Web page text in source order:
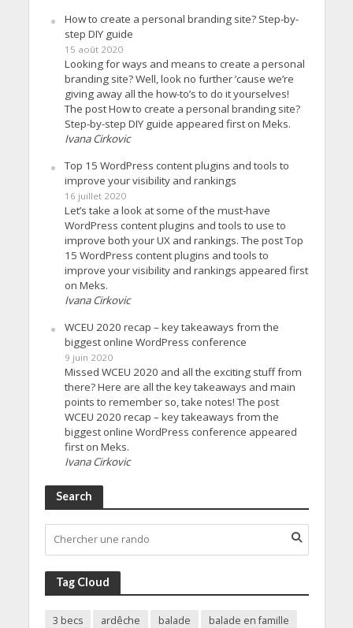
How to create a personal branding site? Step-by-
step DIY guide
15 août 2020
Looking for ways and means to create a personal
branding site? Well, look no further ’cause we’re
giving away all the how-to’s to do it yourselves!
The post How to create a personal branding site?
Step-by-step DIY guide appeared first on Meks.
Ivana Cirkovic
Top 15 WordPress content plugins and tools to
improve your visibility and rankings
16 juillet 2020
Let’s take a look at some of the must-have
WordPress content plugins and tools to use to
improve both your UX and rankings. The post Top
15 WordPress content plugins and tools to
improve your visibility and rankings appeared first
on Meks.
Ivana Cirkovic
WCEU 2020 recap – key takeaways from the
biggest online WordPress conference
9 juin 2020
Missed WCEU 2020 and all the exciting stuff from
there? Here are all the key takeaways and main
points to remember so, take notes! The post
WCEU 2020 recap – key takeaways from the
biggest online WordPress conference appeared
first on Meks.
Ivana Cirkovic
Search
Tag Cloud
3 becs ardêche balade
balade en famille